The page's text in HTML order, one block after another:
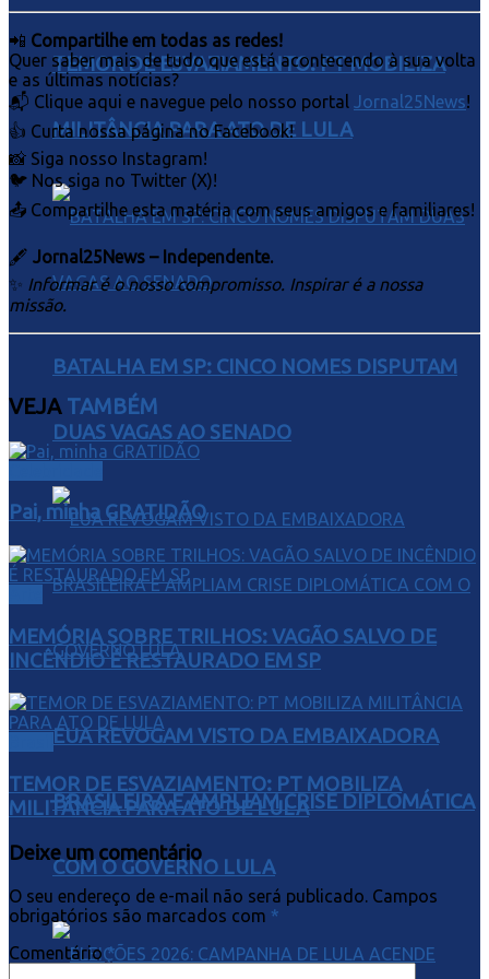
TEMOR DE ESVAZIAMENTO: PT MOBILIZA
MILITÂNCIA PARA ATO DE LULA
BATALHA EM SP: CINCO NOMES DISPUTAM
DUAS VAGAS AO SENADO
EUA REVOGAM VISTO DA EMBAIXADORA
BRASILEIRA E AMPLIAM CRISE DIPLOMÁTICA
COM O GOVERNO LULA
📲 Compartilhe em todas as redes!
Quer saber mais de tudo que está acontecendo à sua volta
e as últimas notícias?
📬 Clique aqui e navegue pelo nosso portal
Jornal25News!
👍 Curta nossa página no Facebook!
📸 Siga nosso Instagram!
🐦 Nos siga no Twitter (X)!
📤 Compartilhe esta matéria com seus amigos e familiares!
🖋 Jornal25News – Independente.
✨ Informar é o nosso compromisso. Inspirar é a nossa
missão.
VEJA TAMBÉM
Pai, minha GRATIDÃO
MEMÓRIA SOBRE TRILHOS: VAGÃO SALVO DE
INCÊNDIO É RESTAURADO EM SP
TEMOR DE ESVAZIAMENTO: PT MOBILIZA
MILITÂNCIA PARA ATO DE LULA
Deixe um comentário
O seu endereço de e-mail não será publicado. Campos
obrigatórios são marcados com *
Comentário*